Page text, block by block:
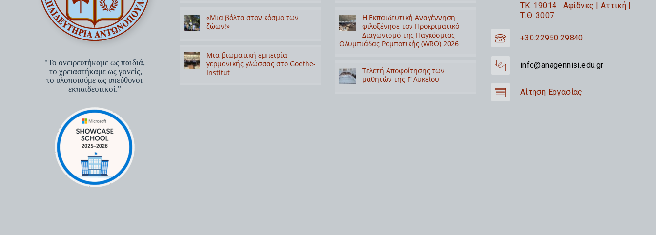
"Το ονειρευτήκαμε ως παιδιά,
το χρειαστήκαμε ως γονείς,
το υλοποιούμε ως υπεύθυνοι
εκπαιδευτικοί."
«Μια βόλτα στον κόσμο των
ζώων!»
Μια βιωματική εμπειρία
γερμανικής γλώσσας στο Goethe-
Institut
Η Εκπαιδευτική Αναγέννηση
φιλοξένησε τον Προκριματικό
Διαγωνισμό της Παγκόσμιας
Ολυμπιάδας Ρομποτικής (WRO) 2026
Τελετή Αποφοίτησης των
μαθητών της Γ’ Λυκείου
TK. 19014 Αφίδνες | Αττική |
Τ.Θ. 3007
+30.22950.29840
info@anagennisi.edu.gr
Αίτηση Εργασίας